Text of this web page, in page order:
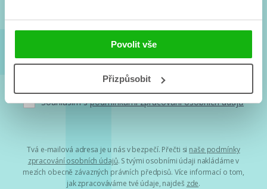
Povolit vše
Přizpůsobit
Souhlasím spodmínkami zpracování osobních údajů
Tvá e-mailová adresa je u nás v bezpečí. Přečti si naše podmínky
zpracování osobních údajů. S tvými osobními údaji nakládáme v
mezích obecně závazných právních předpisů. Více informací o tom,
jak zpracováváme tvé údaje, najdeš zde.